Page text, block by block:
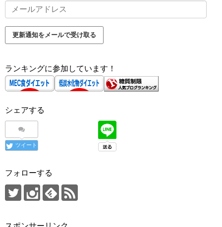
ー
ア
レ
ス
更新通知をメールで受け取る
ランキングに参加しています！
シェアする
ツイート
フォローする